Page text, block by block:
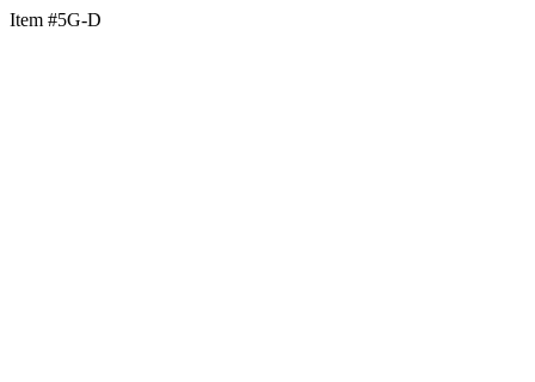
Item #5G-D